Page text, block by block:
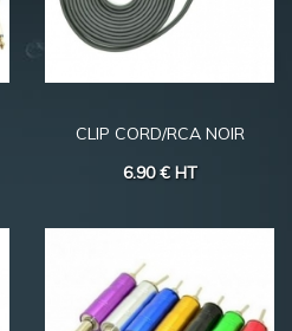
CLIP CORD/RCA NOIR
6.90 € HT